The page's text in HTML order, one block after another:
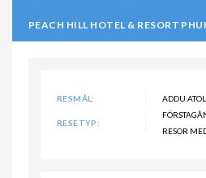
PEACH HILL HOTEL & RESORT
RESMÅL: ADDU
RESETYP:
RESOR